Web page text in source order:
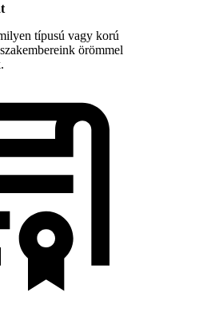
típusú vagy korú
örömmel